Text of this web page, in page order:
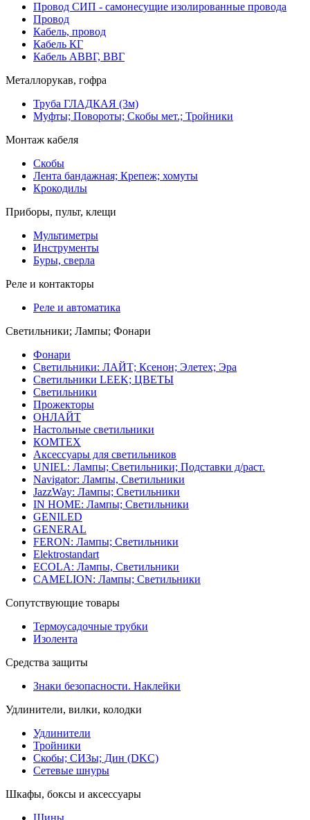
Провод СИП - самонесущие изолированные провода
Провод
Кабель, провод
Кабель КГ
Кабель АВВГ, ВВГ
Металлорукав, гофра
Труба ГЛАДКАЯ (3м)
Муфты; Повороты; Скобы мет.; Тройники
Монтаж кабеля
Скобы
Лента бандажная; Крепеж; хомуты
Крокодилы
Приборы, пульт, клещи
Мультиметры
Инструменты
Буры, сверла
Реле и контакторы
Реле и автоматика
Светильники; Лампы; Фонари
Фонари
Светильники: ЛАЙТ; Ксенон; Элетех; Эра
Светильники LEEK; ЦВЕТЫ
Светильники
Прожекторы
ОНЛАЙТ
Настольные светильники
КОМТЕХ
Аксессуары для светильников
UNIEL: Лампы; Светильники; Подставки д/раст.
Navigator: Лампы, Светильники
JazzWay: Лампы; Светильники
IN HOME: Лампы; Светильники
GENILED
GENERAL
FERON: Лампы; Светильники
Elektrostandart
ECOLA: Лампы, Светильники
CAMELION: Лампы; Светильники
Сопутствующие товары
Термоусадочные трубки
Изолента
Средства защиты
Знаки безопасности. Наклейки
Удлинители, вилки, колодки
Удлинители
Тройники
Скобы; СИЗы; Дин (DKC)
Сетевые шнуры
Шкафы, боксы и аксессуары
Шины